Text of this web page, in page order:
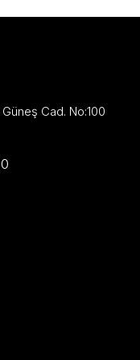
Güneş Cad. No:100